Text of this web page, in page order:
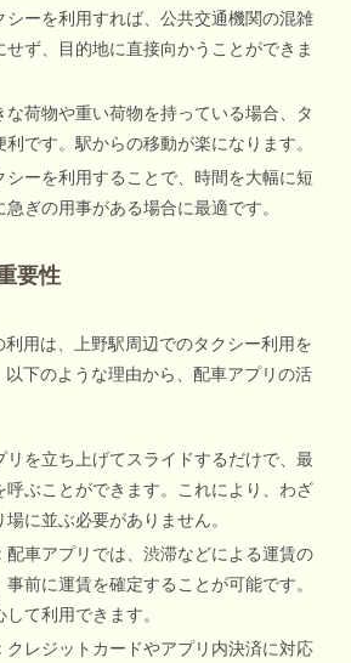
シーを利用すれば、公共交通機関の混雑
せず、目的地に直接向かうことができま
な荷物や重い荷物を持っている場合、タ
です。駅からの移動が楽になります。
シーを利用することで、時間を大幅に短
ぎの用事がある場合に最適です。
要性
利用は、上野駅周辺でのタクシー利用を
以下のような理由から、配車アプリの活
リを立ち上げてスライドするだけで、最
呼ぶことができます。これにより、わざ
に並ぶ必要がありません。
配車アプリでは、渋滞などによる運賃の
前に運賃を確定することが可能です。
て利用できます。
クレジットカードやアプリ内決済に対応